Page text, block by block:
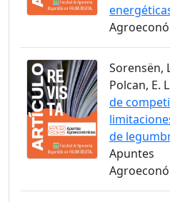
Sorensën,
Polcan, E.
de
de
Apuntes